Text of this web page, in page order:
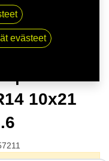
E39,1 C66,56 R14
10x21
evästeet